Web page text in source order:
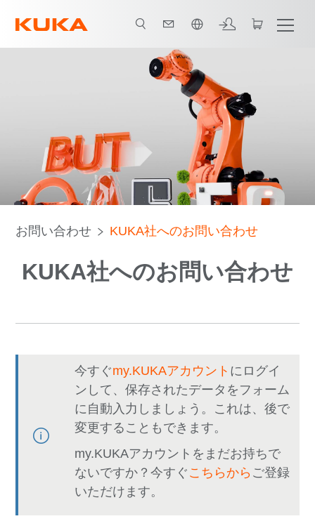
お問い合わせ KUKA社へのお問い合わせ
KUKA社へのお問い合わせ
今すぐmy.KUKAアカウント にログイ
ンして、保存されたデータをフォーム
に自動入力しましょう。これは、後で
変更することもできます。
my.KUKAアカウントをまだお持ちで
ないですか？今すぐ こちらから ご登録
いただけます。